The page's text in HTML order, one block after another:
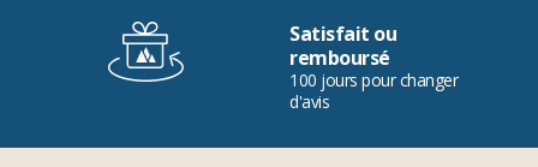
Satisfait ou
remboursé
100 jours pour changer
d'avis